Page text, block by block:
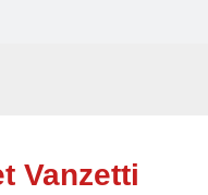
Vanzetti